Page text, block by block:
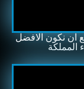
المياة عام 2010 ونتطلع ان نكون الافضل